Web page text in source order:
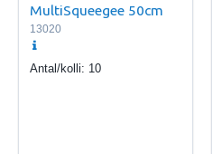
MultiSqueegee 50cm
13020
Antal/kolli: 10